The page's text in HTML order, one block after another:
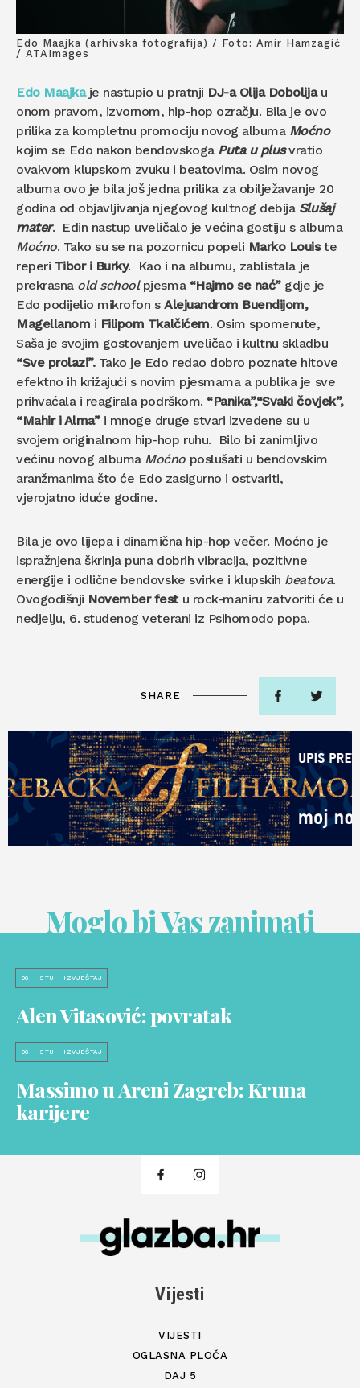
Edo Maajka (arhivska fotografija) / Foto: Amir Hamzagić
/ ATAImages
Edo Maajkaje nastupio u pratnji DJ-a Olija Dobolijau
onom pravom, izvornom, hip-hop ozračju. Bila je ovo
prilika za kompletnu promociju novog albuma Moćno
kojim se Edo nakon bendovskoga Puta u plusvratio
ovakvom klupskom zvuku i beatovima. Osim novog
albuma ovo je bila još jedna prilika za obilježavanje 20
godina od objavljivanja njegovog kultnog debija Slušaj
mater. Edin nastup uveličalo je većina gostiju s albuma
Moćno. Tako su se na pozornicu popeli Marko Louiste
reperi Tibor i Burky. Kao i na albumu, zablistala je
prekrasna old schoolpjesma “Hajmo se nać”gdje je
Edo podijelio mikrofon sAlejuandrom Buendijom,
Magellanom i Filipom Tkalčićem. Osim spomenute,
Saša je svojim gostovanjem uveličao i kultnu skladbu
“Sve prolazi”.Tako je Edo redao dobro poznate hitove
efektno ih križajući s novim pjesmama a publika je sve
prihvaćala i reagirala podrškom. “Panika”,“Svaki čovjek”,
“Mahir i Alma”i mnoge druge stvari izvedene su u
svojem originalnom hip-hop ruhu. Bilo bi zanimljivo
većinu novog albuma Moćno poslušati u bendovskim
aranžmanima što će Edo zasigurno i ostvariti,
vjerojatno iduće godine.
Bila je ovo lijepa i dinamična hip-hop večer. Moćno je
ispražnjena škrinja puna dobrih vibracija, pozitivne
energije i odlične bendovske svirke i klupskih beatova.
Ovogodišnji November festu rock-maniru zatvoriti će u
nedjelju, 6. studenog veterani iz Psihomodo popa.
SHARE
Moglo bi Vas zanimati
06 STU IZVJEŠTAJ
Alen Vitasović: povratak
06 STU IZVJEŠTAJ
Massimo u Areni Zagreb: Kruna
karijere
Vijesti
VIJESTI
OGLASNA PLOČA
DAJ 5